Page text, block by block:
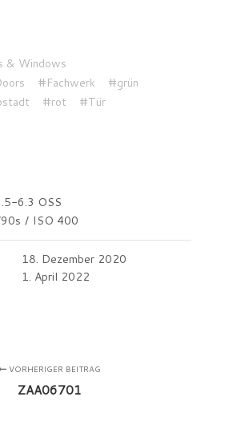
& Windows
#Fachwerk
#grün
#rot #Tür
6.3 OSS
/ ISO 400
18. Dezember 2020
1. April 2022
VORHERIGER BEITRAG
ZAA06701